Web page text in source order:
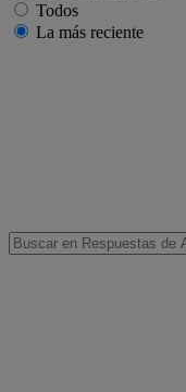
Todos
La más reciente